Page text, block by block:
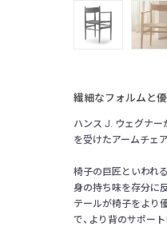
繊細なフォルムと
ハンス J. ウェグナー
を受けたアームチェア
椅子の巨匠といわれ
身の持ち味を存分に
テールが椅子をより
で、より背のサポー